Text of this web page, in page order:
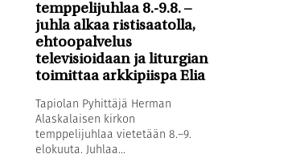
temppelijuhlaa 8.-9.8. –
juhla alkaa ristisaatolla,
ehtoopalvelus
televisioidaan ja liturgian
toimittaa arkkipiispa Elia
Tapiolan Pyhittäjä Herman
Alaskalaisen kirkon
temppelijuhlaa vietetään 8.–9.
elokuuta. Juhlaa...